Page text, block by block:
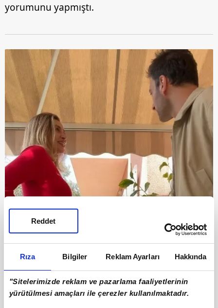
Rıza Bilgiler Reklam Ayarları Hakkında
"Sitelerimizde reklam ve pazarlama faaliyetlerinin
yürütülmesi amaçları ile çerezler kullanılmaktadır.
Reddet
yorumunu yapmıştı.